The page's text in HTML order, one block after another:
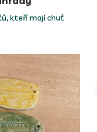
kteří mají chuť